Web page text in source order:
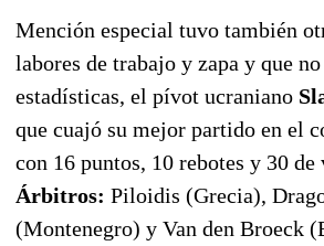
Mención especial tuvo también
labores de trabajo y zapa y que
estadísticas, el pívot ucraniano
que cuajó su mejor partido en el
con 16 puntos, 10 rebotes y 30
Árbitros: Piloidis (Grecia),
(Montenegro) y Van den Broeck